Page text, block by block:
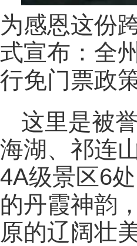
为感恩这份
式宣布：全
行免门票政
这里是被
海湖、祁连
4A级景区6
的丹霞神韵
原的辽阔壮